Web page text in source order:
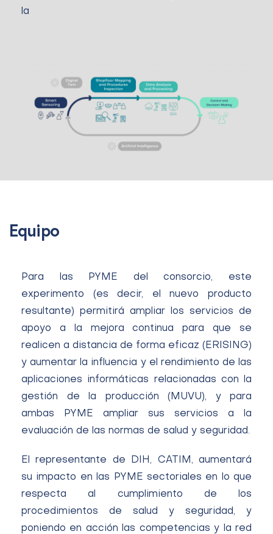
la
Equipo
Para las PYME del consorcio, este
experimento (es decir, el nuevo producto
resultante) permitirá ampliar los servicios de
apoyo a la mejora continua para que se
realicen a distancia de forma eficaz (ERISING)
y aumentar la influencia y el rendimiento de las
aplicaciones informáticas relacionadas con la
gestión de la producción (MUVU), y para
ambas PYME ampliar sus servicios a la
evaluación de las normas de salud y seguridad.
El representante de DIH, CATIM, aumentará
su impacto en las PYME sectoriales en lo que
respecta al cumplimiento de los
procedimientos de salud y seguridad, y
poniendo en acción las competencias y la red